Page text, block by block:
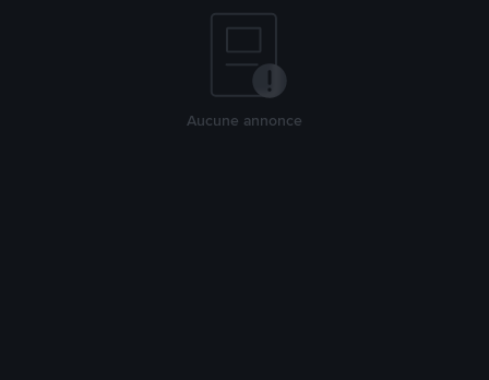
Aucune annonce